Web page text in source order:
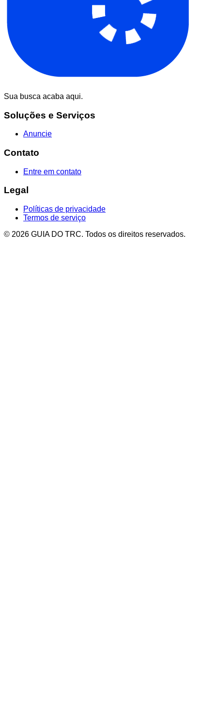
Sua busca acaba aqui.
Soluções e Serviços
Anuncie
Contato
Entre em contato
Legal
Políticas de privacidade
Termos de serviço
© 2026 GUIA DO TRC. Todos os direitos reservados.